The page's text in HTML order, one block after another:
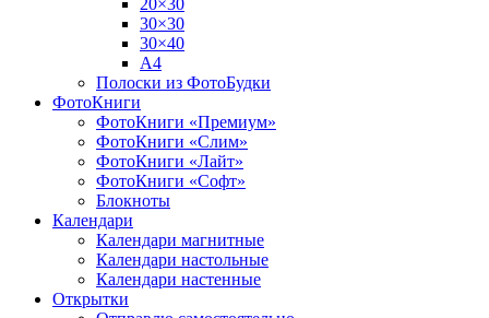
20×30
30×30
30×40
A4
Полоски из ФотоБудки
ФотоКниги
ФотоКниги «Премиум»
ФотоКниги «Слим»
ФотоКниги «Лайт»
ФотоКниги «Софт»
Блокноты
Календари
Календари магнитные
Календари настольные
Календари настенные
Открытки